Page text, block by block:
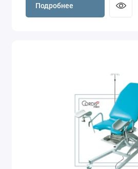
Подробнее